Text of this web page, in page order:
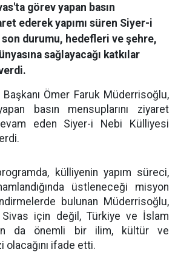
görev yapan basın
ederek yapımı süren Siyer-i
durumu, hedefleri ve şehre,
sağlayacağı katkılar
Ömer Faruk Müderrisoğlu,
basın mensuplarını ziyaret
eden Siyer-i Nebi Külliyesi
külliyenin yapım süreci,
üstleneceği misyon
bulunan Müderrisoğlu,
Sivas için değil, Türkiye ve İslam
da önemli bir ilim, kültür ve
olacağını ifade etti.